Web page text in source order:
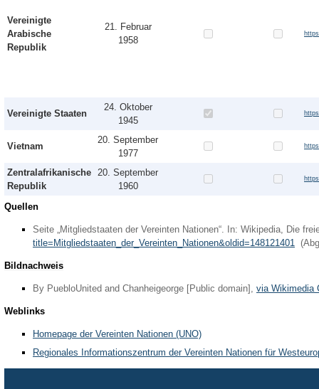
Vereinigte
Arabische
Republik
21. Februar
1958
Vereinigte Staaten
24. Oktober
1945
Vietnam
20. September
1977
Zentralafrikanische
Republik
20. September
1960
Quellen
Seite „Mitgliedstaaten der Vereinten Nationen“. In: Wikipedia, Die
title=Mitgliedstaaten_der_Vereinten_Nationen&oldid=148121401
Bildnachweis
By PuebloUnited and Chanheigeorge [Public domain], via Wikimedia
Weblinks
Homepage der Vereinten Nationen (UNO)
Regionales Informationszentrum der Vereinten Nationen für